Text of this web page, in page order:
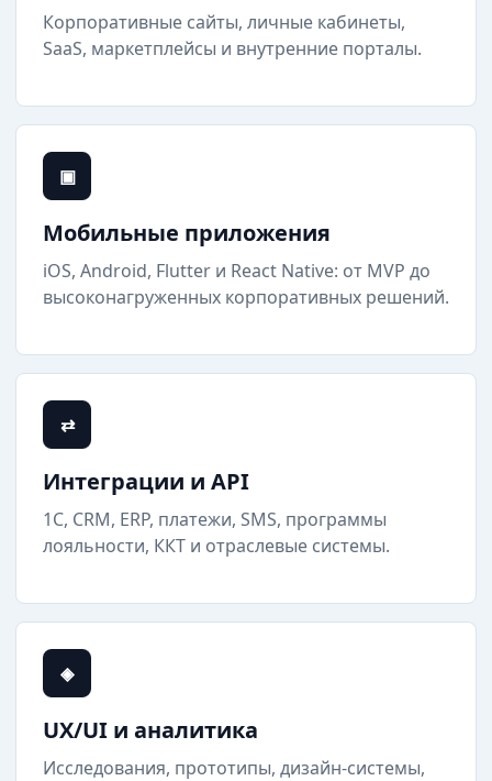
Корпоративные сайты, личные кабинеты,
SaaS, маркетплейсы и внутренние порталы.
▣
Мобильные приложения
iOS, Android, Flutter и React Native: от MVP до
высоконагруженных корпоративных решений.
⇄
Интеграции и API
1С, CRM, ERP, платежи, SMS, программы
лояльности, ККТ и отраслевые системы.
◈
UX/UI и аналитика
Исследования, прототипы, дизайн-системы,